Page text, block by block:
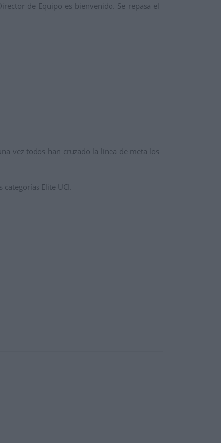
de Equipo es bienvenido. Se repasa el
vez todos han cruzado la línea de meta los
Elite UCI.